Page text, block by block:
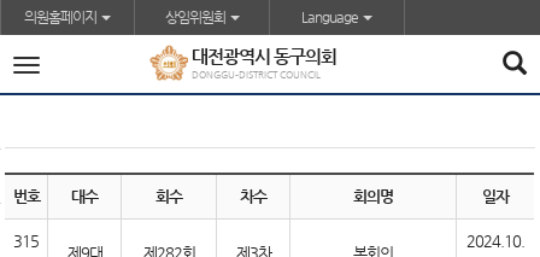
본문바로가기
의원홈페이지 상임위원회 Language
전
메
대전광역시 동구의회
DONGGU-DISTRICT COUNCIL
번호 대수 회수 차수 회의명 일자
315
제9대 제282회 제3차 본회의
2024.10.